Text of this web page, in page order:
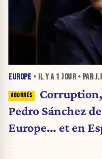
EUROPE • IL Y A 1 JOUR• PAR
Pedro Sánchez
Europe… et en